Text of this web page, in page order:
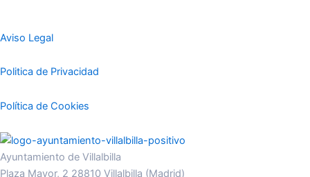
Aviso Legal
Politica de Privacidad
Política de Cookies
Ayuntamiento de Villalbilla
Plaza Mayor, 2 28810 Villalbilla (Madrid)